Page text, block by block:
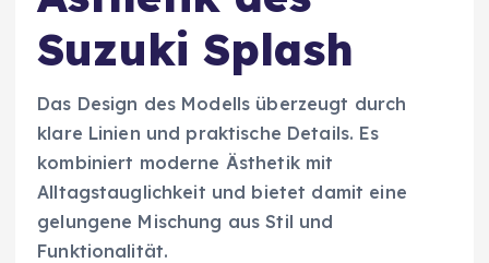
Suzuki Splash
Das Design des Modells überzeugt durch
klare Linien und praktische Details. Es
kombiniert moderne Ästhetik mit
Alltagstauglichkeit und bietet damit eine
gelungene Mischung aus Stil und
Funktionalität.